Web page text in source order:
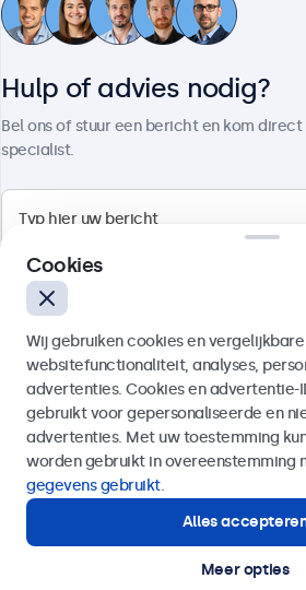
Klantenservice
4.8/5 door 5000+
Nederlands
© 2026 Beetronics
Hulp of advies nodig?
Bel ons of stuur een bericht en kom
specialist.
Verzenden
Of bel ons op
Hulp of advies nodig?
Direct contact met een specialist.
Cookies
Wij gebruiken cookies en
websitefunctionaliteit, analyses,
advertenties. Cookies en advertentie-
gebruikt voor gepersonaliseerde en
advertenties. Met uw toestemming
worden gebruikt in overeenstemming
gegevens gebruikt.
Alles
Meer opties